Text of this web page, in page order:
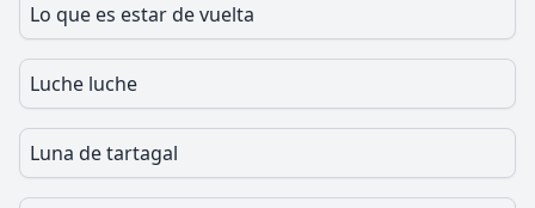
Lo que es estar de vuelta
Luche luche
Luna de tartagal